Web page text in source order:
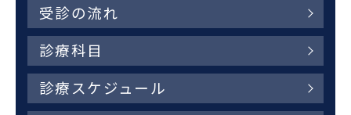
受診の流れ
診療科目
診療スケジュール